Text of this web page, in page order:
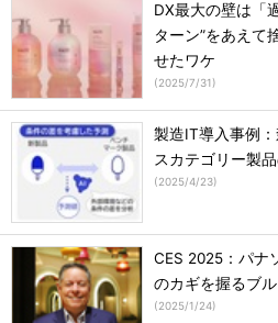
DX最大の壁は「
ターン”をあえて
せたワケ
(2025/7/31)
製造IT導入事例
スカテゴリー製
(2025/4/23)
CES 2025：パナ
のカギを握るブ
(2025/1/24)